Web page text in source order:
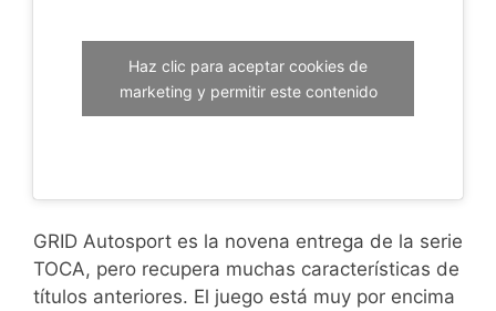
Haz clic para aceptar cookies de
marketing y permitir este contenido
GRID Autosport es la novena entrega de la serie
TOCA, pero recupera muchas características de
títulos anteriores. El juego está muy por encima